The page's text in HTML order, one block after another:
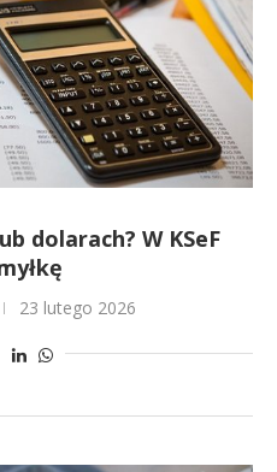
dolarach? W KSeF
23 lutego 2026